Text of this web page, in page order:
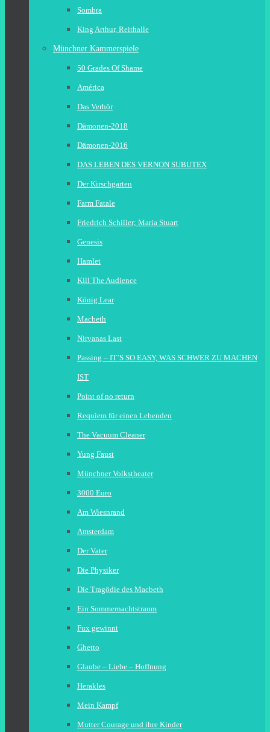
Sombra
King Arthur, Reithalle
Münchner Kammerspiele
50 Grades Of Shame
América
Das Verhör
Dämonen-2018
Dämonen-2016
DAS LEBEN DES VERNON SUBUTEX
Der Kirschgarten
Farm Fatale
Friedrich Schiller; Maria Stuart
Genesis
Hamlet
Kill The Audience
König Lear
Macbeth
Nirvanas Last
Passing – IT’S SO EASY, WAS SCHWER ZU MACHEN
IST
Point of no return
Requiem für einen Lebenden
The Vacuum Cleaner
Yung Faust
Münchner Volkstheater
3000 Euro
Am Wiesnrand
Amsterdam
Der Vater
Die Physiker
Die Tragödie des Macbeth
Ein Sommernachtstraum
Fux gewinnt
Ghetto
Glaube – Liebe – Hoffnung
Herakles
Mein Kampf
Mutter Courage und ihre Kinder